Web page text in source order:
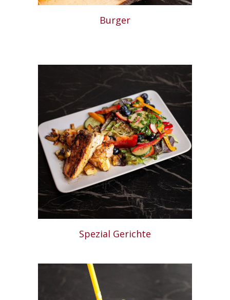
Burger
Spezial Gerichte